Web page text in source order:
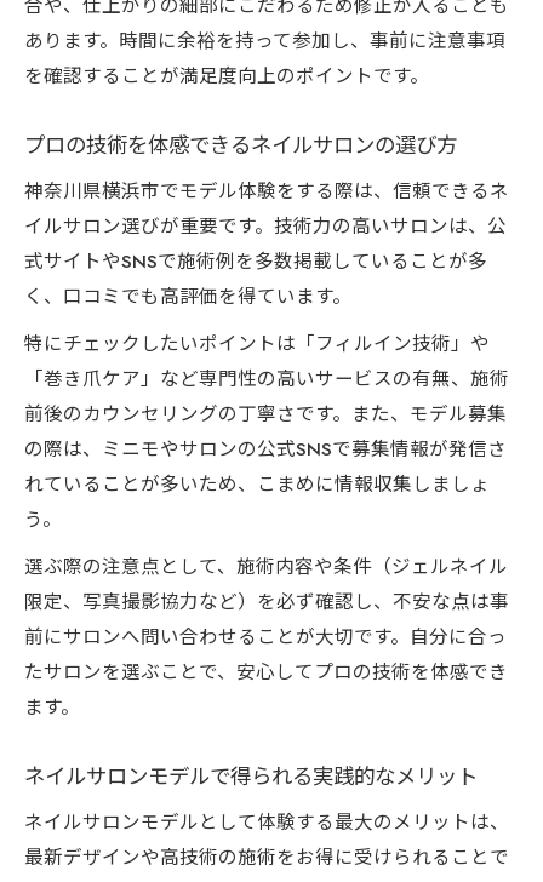
合や、仕上がりの細部にこだわるため修正が入ることも
あります。時間に余裕を持って参加し、事前に注意事項
を確認することが満足度向上のポイントです。
プロの技術を体感できるネイルサロンの選び方
神奈川県横浜市でモデル体験をする際は、信頼できるネ
イルサロン選びが重要です。技術力の高いサロンは、公
式サイトやSNSで施術例を多数掲載していることが多
く、口コミでも高評価を得ています。
特にチェックしたいポイントは「フィルイン技術」や
「巻き爪ケア」など専門性の高いサービスの有無、施術
前後のカウンセリングの丁寧さです。また、モデル募集
の際は、ミニモやサロンの公式SNSで募集情報が発信さ
れていることが多いため、こまめに情報収集しましょ
う。
選ぶ際の注意点として、施術内容や条件（ジェルネイル
限定、写真撮影協力など）を必ず確認し、不安な点は事
前にサロンへ問い合わせることが大切です。自分に合っ
たサロンを選ぶことで、安心してプロの技術を体感でき
ます。
ネイルサロンモデルで得られる実践的なメリット
ネイルサロンモデルとして体験する最大のメリットは、
最新デザインや高技術の施術をお得に受けられることで